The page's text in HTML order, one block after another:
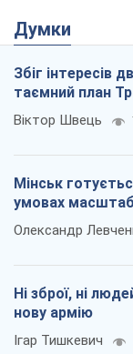
Думки
Збіг інтересів
таємний план
Віктор Швець
Мінськ
умовах
Олександр
Ні зброї, ні
нову армію
Ігар Тишкевич